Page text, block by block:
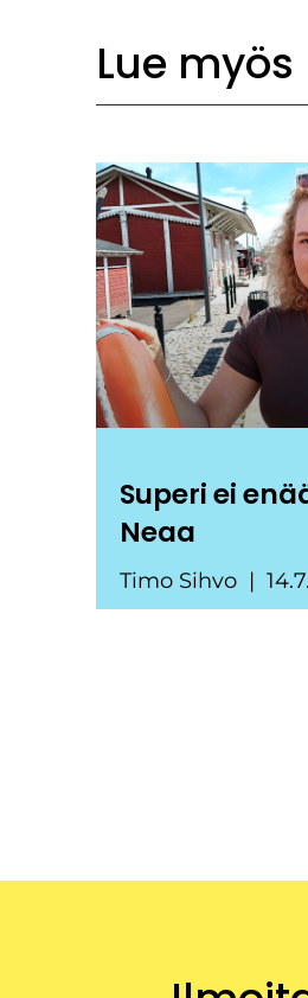
Lue myös
Superi ei
Neaa
Timo Sihvo